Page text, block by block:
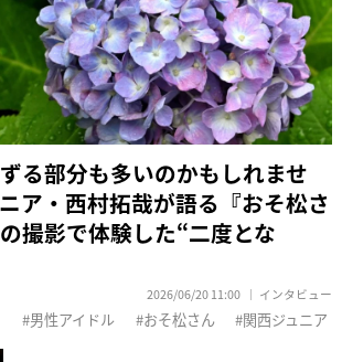
ずる部分も多いのかもしれませ
ア・西村拓哉が語る『おそ松さ
撮影で体験した“二度とな
2026/06/20 11:00 インタビュー
男性アイドル おそ松さん 関西ジュニア